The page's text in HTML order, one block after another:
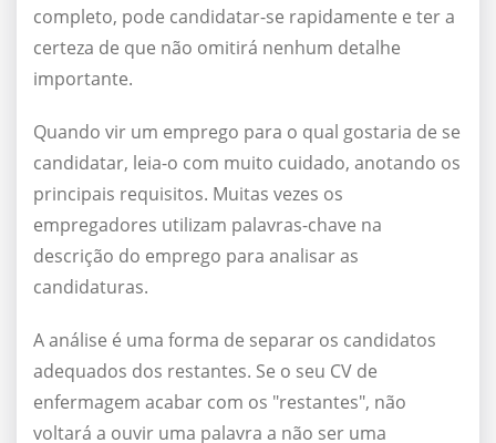
completo, pode candidatar-se rapidamente e ter a
certeza de que não omitirá nenhum detalhe
importante.
Quando vir um emprego para o qual gostaria de se
candidatar, leia-o com muito cuidado, anotando os
principais requisitos. Muitas vezes os
empregadores utilizam palavras-chave na
descrição do emprego para analisar as
candidaturas.
A análise é uma forma de separar os candidatos
adequados dos restantes. Se o seu CV de
enfermagem acabar com os "restantes", não
voltará a ouvir uma palavra a não ser uma